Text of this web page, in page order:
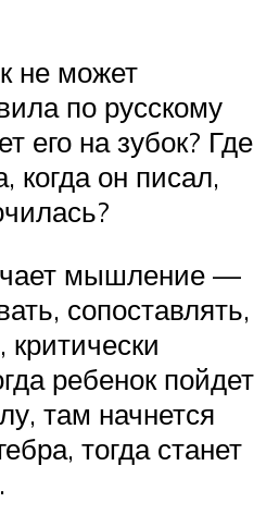
не может
по русскому
его на зубок? Где
когда он писал,
мышление —
сопоставлять,
ребенок пойдет
там начнется
тогда станет